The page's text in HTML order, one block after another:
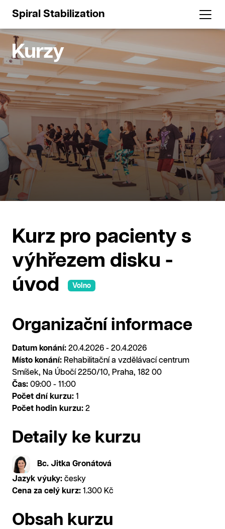
Spiral Stabilization
Kurzy
Kurz pro pacienty s
výhřezem disku -
úvod
Volno
Organizační informace
Datum konání: 20.4.2026 - 20.4.2026
Místo konání: Rehabilitační a vzdělávací centrum
Smíšek, Na Úbočí 2250/10, Praha, 182 00
Čas: 09:00 - 11:00
Počet dní kurzu: 1
Počet hodin kurzu: 2
Detaily ke kurzu
Bc. Jitka Gronátová
Jazyk výuky: česky
Cena za celý kurz: 1.300 Kč
Obsah kurzu